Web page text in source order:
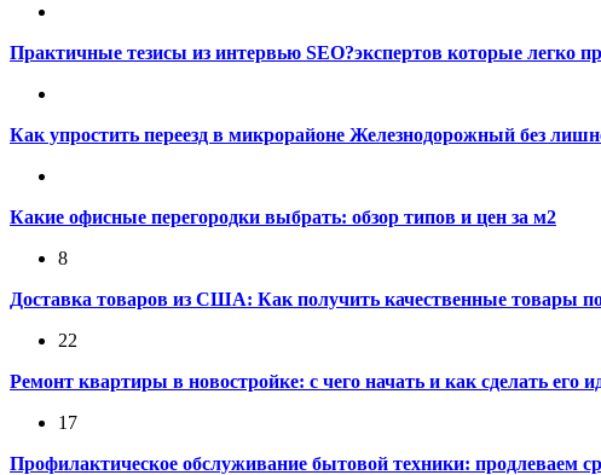
Практичные тезисы из интервью SEO?экспертов которые легко
Как упростить переезд в микрорайоне Железнодорожный без
Какие офисные перегородки выбрать: обзор типов и цен за м2
8
Доставка товаров из США: Как получить качественные товары
22
Ремонт квартиры в новостройке: с чего начать и как сделать его
17
Профилактическое обслуживание бытовой техники: продлеваем